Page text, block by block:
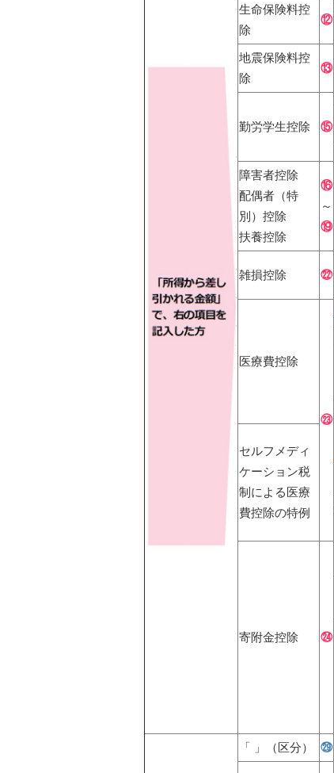
生命保険料控
除
⑫
地震保険料控
除
⑬
勤労学生控除 ⑮
障害者控除
配偶者（特
別）控除
扶養控除
⑯
～
⑲
雑損控除 ㉒
医療費控除
㉓
セルフメディ
ケーション税
制による医療
費控除の特例
寄附金控除 ㉔
「 」（区分） ㉙